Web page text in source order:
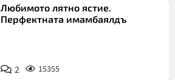
Любимото лятно ястие.
Перфектната имамбаялдъ
2 15355